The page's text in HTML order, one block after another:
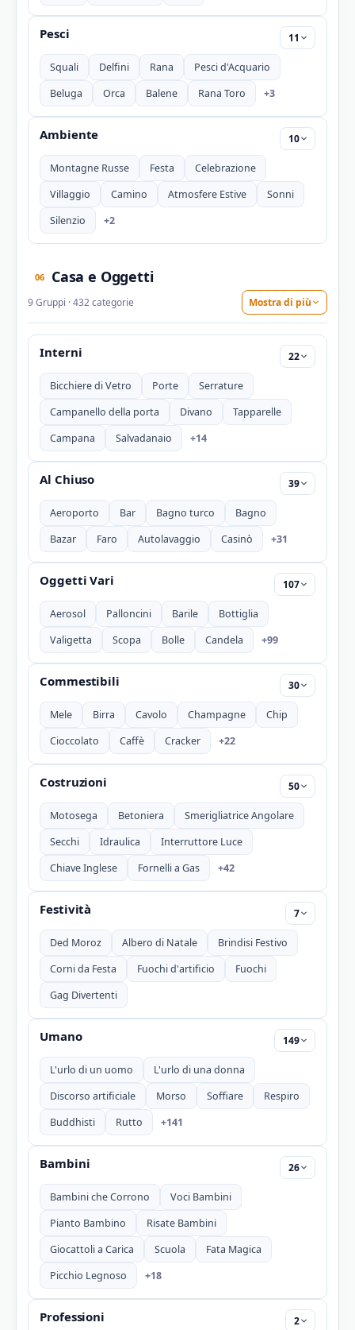
Pesci
Squali Delfini Rana
Pesci d'Acquario
Beluga
Orca Balene Rana Toro +3
11
Ambiente
Montagne Russe Festa
Celebrazione
Villaggio
Camino Atmosfere Estive
Sonni
Silenzio
+2
10
06 Casa e Oggetti
9 Gruppi · 432 categorie Mostra di più
Interni
Bicchiere di Vetro Porte
Serrature
Campanello della porta
Divano
Tapparelle
Campana
Salvadanaio +14
22
Al Chiuso
Aeroporto Bar Bagno turco
Bagno
Bazar
Faro Autolavaggio Casinò +31
39
Oggetti Vari
Aerosol Palloncini Barile
Bottiglia
Valigetta
Scopa Bolle Candela +99
107
Commestibili
Mele Birra Cavolo Champagne
Chip
Cioccolato
Caffè Cracker +22
30
Costruzioni
Motosega Betoniera
Smerigliatrice Angolare
Secchi
Idraulica
Interruttore Luce
Chiave Inglese
Fornelli a Gas +42
50
Festività
Ded Moroz Albero di Natale
Brindisi Festivo
Corni da Festa
Fuochi d'artificio
Fuochi
Gag Divertenti
7
Umano
L'urlo di un uomo
L'urlo di una donna
Discorso artificiale
Morso Soffiare
Respiro
Buddhisti
Rutto +141
149
Bambini
Bambini che Corrono
Voci Bambini
Pianto Bambino
Risate Bambini
Giocattoli a Carica
Scuola
Fata Magica
Picchio Legnoso
+18
26
Professioni 2